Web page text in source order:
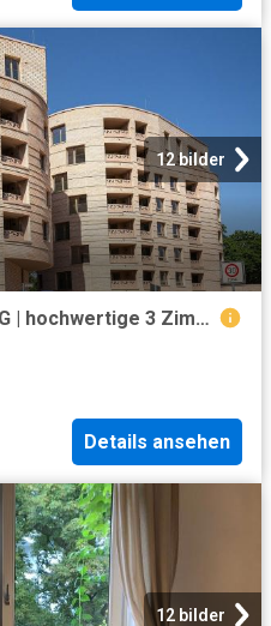
12 bilder
LIST PELIKAN | ERSTBEZUG | hochwertige 3 Zimmer Wohnung mit Loggia Einbauküche auf Wunsch
Details ansehen
12 bilder